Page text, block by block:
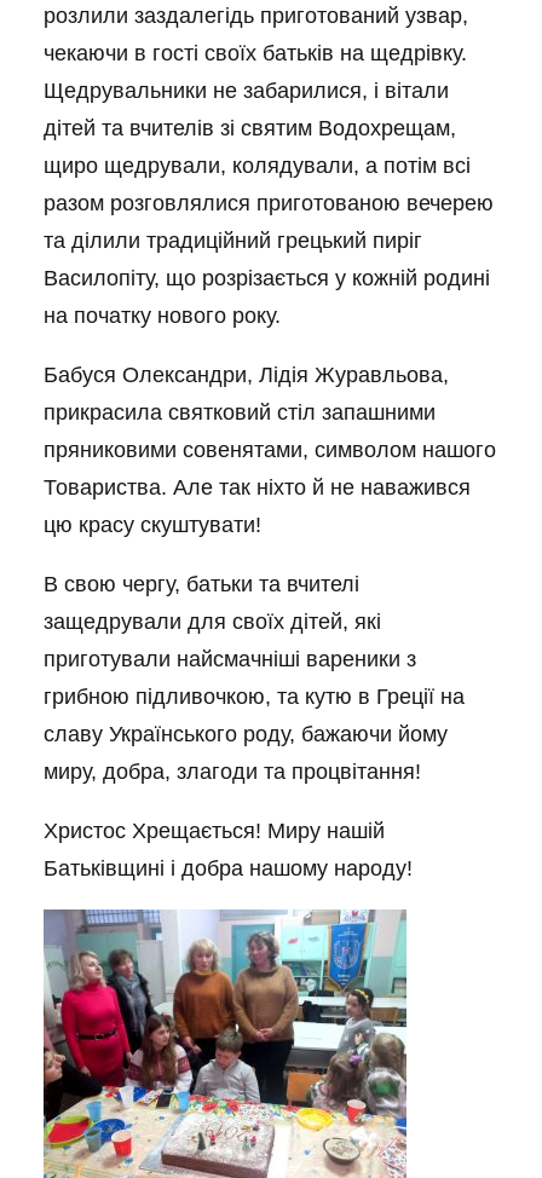
розлили заздалегідь приготований узвар,
чекаючи в гості своїх батьків на щедрівку.
Щедрувальники не забарилися, і вітали
дітей та вчителів зі святим Водохрещам,
щиро щедрували, колядували, а потім всі
разом розговлялися приготованою вечерею
та ділили традиційний грецький пиріг
Василопіту, що розрізається у кожній родині
на початку нового року.
Бабуся Олександри, Лідія Журавльова,
прикрасила святковий стіл запашними
пряниковими совенятами, символом нашого
Товариства. Але так ніхто й не наважився
цю красу скуштувати!
В свою чергу, батьки та вчителі
защедрували для своїх дітей, які
приготували найсмачніші вареники з
грибною підливочкою, та кутю в Греції на
славу Українського роду, бажаючи йому
миру, добра, злагоди та процвітання!
Христос Хрещається! Миру нашій
Батьківщині і добра нашому народу!